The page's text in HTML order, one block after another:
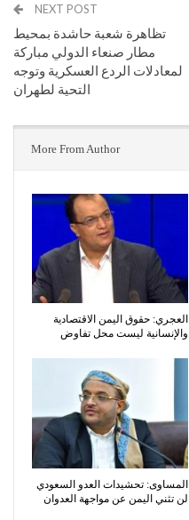
NEXT POST
تظاهرة شعبة حاشدة بمحيط
مطار صنعاء الدولي مباركة
لمعادلات الردع العسكرية وتوجه
التحية لطهران
More From Author
العجري: حقوق اليمن الاقتصادية
والإنسانية ليست محل تفاوض
المساوى: تحشيدات العدو السعودي
لن تثني اليمن عن مواجهة العدوان